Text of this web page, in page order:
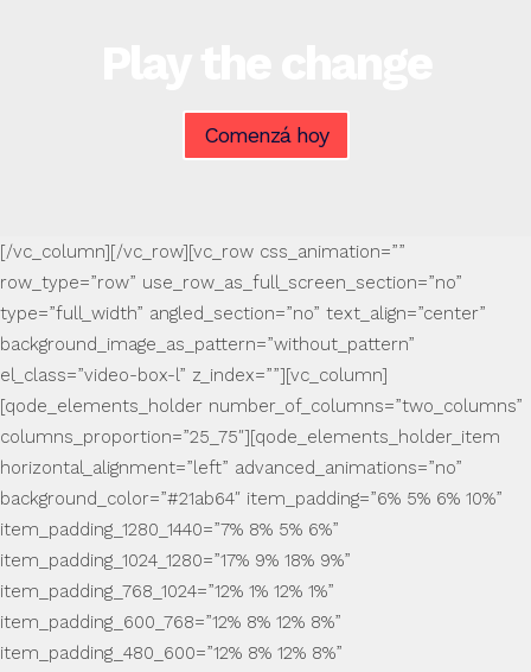
Comenzá hoy
[/vc_column][/vc_row][vc_row css_animation=””
row_type=”row” use_row_as_full_screen_section=”no”
type=”full_width” angled_section=”no” text_align=”center”
background_image_as_pattern=”without_pattern”
el_class=”video-box-l” z_index=””][vc_column]
[qode_elements_holder number_of_columns=”two_columns”
columns_proportion=”25_75″][qode_elements_holder_item
horizontal_alignment=”left” advanced_animations=”no”
background_color=”#21ab64″ item_padding=”6% 5% 6% 10%”
item_padding_1280_1440=”7% 8% 5% 6%”
item_padding_1024_1280=”17% 9% 18% 9%”
item_padding_768_1024=”12% 1% 12% 1%”
item_padding_600_768=”12% 8% 12% 8%”
item_padding_480_600=”12% 8% 12% 8%”